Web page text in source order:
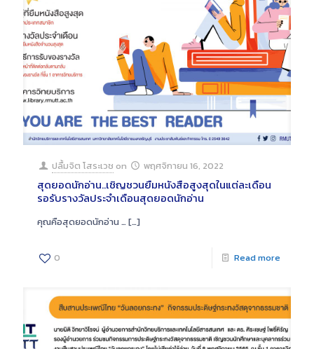
ปลื้มจิต โสระเวช on พฤศจิกายน 16, 2022
สุดยอดนักอ่าน..เชิญชวนยืมหนังสือสูงสุดในแต่ละเดือน
รอรับรางวัลประจำเดือนสุดยอดนักอ่าน
คุณคือสุดยอดนักอ่าน … […]
0 Read more